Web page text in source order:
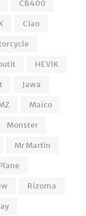
CB400
Ciao
HEVIK
Jawa
Maico
Monster
Mr Martin
Rizoma